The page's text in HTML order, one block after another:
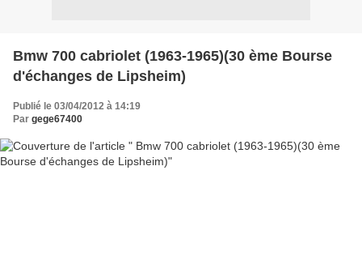
Bmw 700 cabriolet (1963-1965)(30 ème Bourse
d'échanges de Lipsheim)
Publié le 03/04/2012 à 14:19
Par gege67400